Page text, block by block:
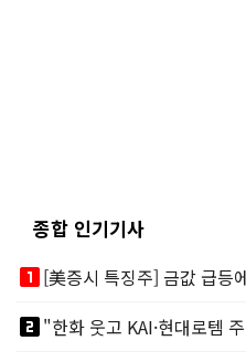
종합 인기기사
looks_one
looks_two"한화 웃고 KAI·현대로템